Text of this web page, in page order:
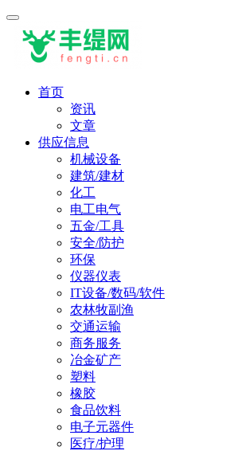
首页
资讯
文章
供应信息
机械设备
建筑/建材
化工
电工电气
五金/工具
安全/防护
环保
仪器仪表
IT设备/数码/软件
农林牧副渔
交通运输
商务服务
冶金矿产
塑料
橡胶
食品饮料
电子元器件
医疗/护理